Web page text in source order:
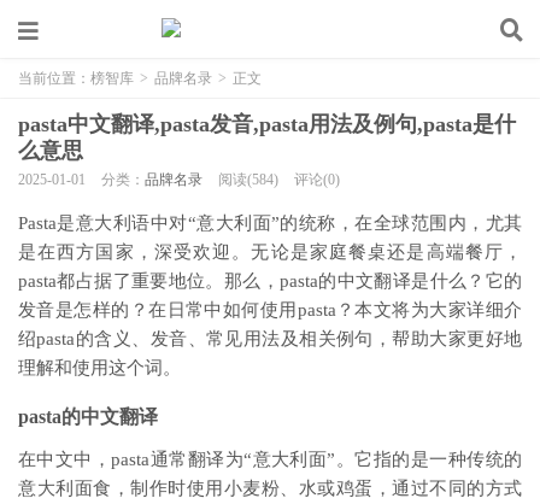
当前位置： 榜智库 > 品牌名录 > 正文
pasta中文翻译,pasta发音,pasta用法及例句,pasta是什
么意思
2025-01-01 分类： 品牌名录 阅读(584) 评论(0)
Pasta是意大利语中对“意大利面”的统称，在全球范围内，尤其
是在西方国家，深受欢迎。无论是家庭餐桌还是高端餐厅，
pasta都占据了重要地位。那么，pasta的中文翻译是什么？它的
发音是怎样的？在日常中如何使用pasta？本文将为大家详细介
绍pasta的含义、发音、常见用法及相关例句，帮助大家更好地
理解和使用这个词。
pasta的中文翻译
在中文中，pasta通常翻译为“意大利面”。它指的是一种传统的
意大利面食，制作时使用小麦粉、水或鸡蛋，通过不同的方式